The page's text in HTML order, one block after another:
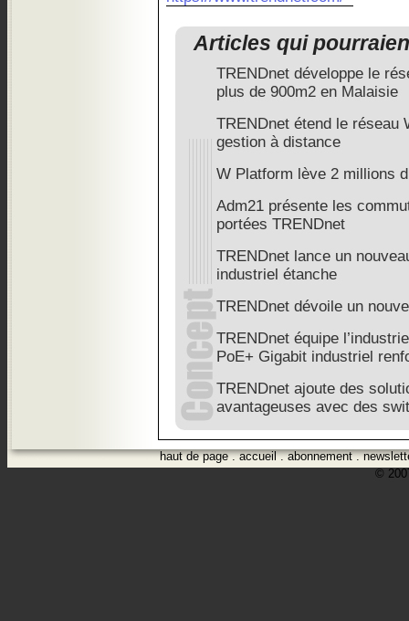
Articles qui
TRENDnet développe le
plus de 900m2 en Malaisie
TRENDnet étend le réseau
gestion à distance
W Platform lève 2 millions
Adm21 présente les
portées TRENDnet
TRENDnet lance un
industriel étanche
TRENDnet dévoile un
TRENDnet équipe
PoE+ Gigabit industriel
TRENDnet ajoute des
avantageuses avec des
haut de page.accueil.abonnement.
©